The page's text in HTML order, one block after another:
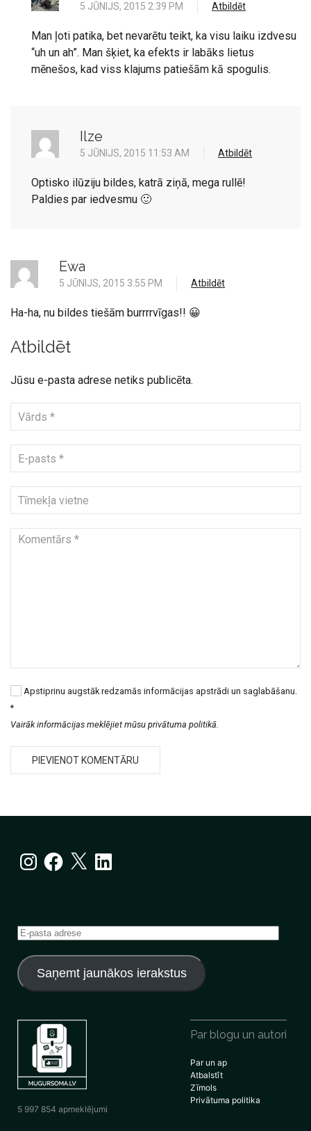
5 JŪNIJS, 2015 2:39 PM Atbildēt
Man ļoti patika, bet nevarētu teikt, ka visu laiku izdvesu
“uh un ah”. Man šķiet, ka efekts ir labāks lietus
mēnešos, kad viss klajums patiešām kā spogulis.
Ilze
5 JŪNIJS, 2015 11:53 AM Atbildēt
Optisko ilūziju bildes, katrā ziņā, mega rullē!
Paldies par iedvesmu 🙂
Ewa
5 JŪNIJS, 2015 3:55 PM Atbildēt
Ha-ha, nu bildes tiešām burrrrvīgas!! 😀
Atbildēt
Jūsu e-pasta adrese netiks publicēta.
Apstiprinu augstāk redzamās informācijas apstrādi un saglabāšanu.
*
Vairāk informācijas meklējiet mūsu privātuma politikā.
InstagramFacebook
X LinkedIn
E-
adrese
Saņemt jaunākos ierakstus
5 997 854 apmeklējumi
Par blogu un autori
Par un ap
Atbalstīt
Zīmols
Privātuma politika